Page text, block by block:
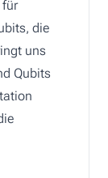
für
die
uns
Qubits